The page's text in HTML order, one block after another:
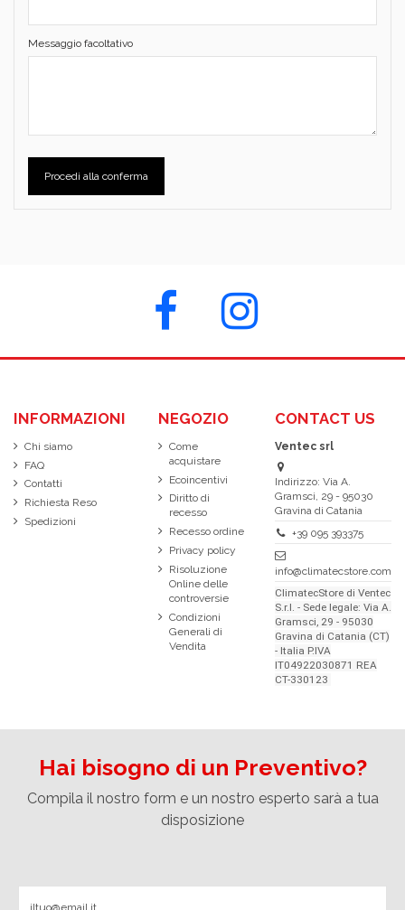
Messaggio facoltativo
Procedi alla conferma
INFORMAZIONI
Chi siamo
FAQ
Contatti
Richiesta Reso
Spedizioni
NEGOZIO
Come
acquistare
Ecoincentivi
Diritto di
recesso
Recesso ordine
Privacy policy
Risoluzione
Online delle
controversie
Condizioni
Generali di
Vendita
CONTACT US
Ventec srl
Indirizzo: Via A.
Gramsci, 29 - 95030
Gravina di Catania
+39 095 393375
info@climatecstore.com
ClimatecStore di Ventec
S.r.l. - Sede legale: Via A.
Gramsci, 29 - 95030
Gravina di Catania (CT)
- Italia P.IVA
IT04922030871 REA
CT-330123
Hai bisogno di un Preventivo?
Compila il nostro form e un nostro esperto sarà a tua
disposizione